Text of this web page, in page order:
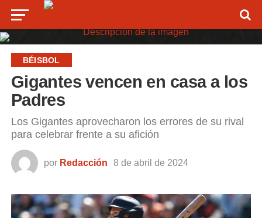
BÉISBOL
Gigantes vencen en casa a los
Padres
Los Gigantes aprovecharon los errores de su rival
para celebrar frente a su afición
por Redacción 8 de abril de 2024